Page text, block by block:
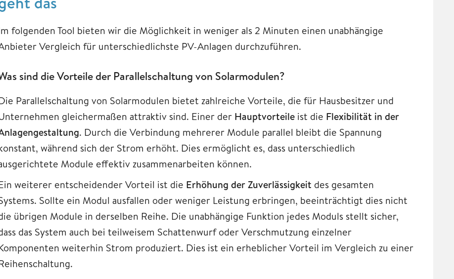
folgenden Tool bieten wir die Möglichkeit in weniger als 2 Minuten einen unabhängige
Vergleich für unterschiedlichste PV-Anlagen durchzuführen.
sind die Vorteile der Parallelschaltung von Solarmodulen?
Parallelschaltung von Solarmodulen bietet zahlreiche Vorteile, die für Hausbesitzer und
gleichermaßen attraktiv sind. Einer der Hauptvorteile ist die Flexibilität in der
. Durch die Verbindung mehrerer Module parallel bleibt die Spannung
während sich der Strom erhöht. Dies ermöglicht es, dass unterschiedlich
Module effektiv zusammenarbeiten können.
weiterer entscheidender Vorteil ist die Erhöhung der Zuverlässigkeit des gesamten
Sollte ein Modul ausfallen oder weniger Leistung erbringen, beeinträchtigt dies nicht
übrigen Module in derselben Reihe. Die unabhängige Funktion jedes Moduls stellt sicher,
das System auch bei teilweisem Schattenwurf oder Verschmutzung einzelner
weiterhin Strom produziert. Dies ist ein erheblicher Vorteil im Vergleich zu einer